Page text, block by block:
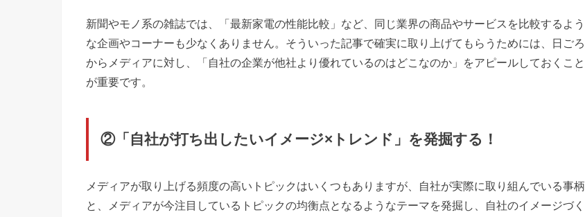
新聞やモノ系の雑誌では、「最新家電の性能比較」など、同じ業界の商品やサービスを比較するよう
な企画やコーナーも少なくありません。そういった記事で確実に取り上げてもらうためには、日ごろ
からメディアに対し、「自社の企業が他社より優れているのはどこなのか」をアピールしておくこと
が重要です。
②「自社が打ち出したいイメージ×トレンド」を発掘する！
メディアが取り上げる頻度の高いトピックはいくつもありますが、自社が実際に取り組んでいる事柄
と、メディアが今注目しているトピックの均衡点となるようなテーマを発掘し、自社のイメージづく